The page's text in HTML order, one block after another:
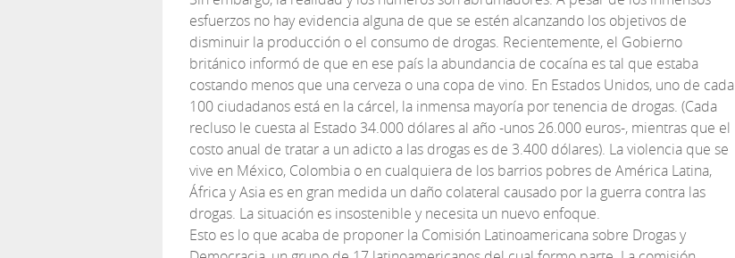
esfuerzos no hay evidencia alguna de que se estén alcanzando los objetivos de
disminuir la producción o el consumo de drogas. Recientemente, el Gobierno
británico informó de que en ese país la abundancia de cocaína es tal que estaba
costando menos que una cerveza o una copa de vino. En Estados Unidos, uno de cada
100 ciudadanos está en la cárcel, la inmensa mayoría por tenencia de drogas. (Cada
recluso le cuesta al Estado 34.000 dólares al año -unos 26.000 euros-, mientras que el
costo anual de tratar a un adicto a las drogas es de 3.400 dólares). La violencia que se
vive en México, Colombia o en cualquiera de los barrios pobres de América Latina,
África y Asia es en gran medida un daño colateral causado por la guerra contra las
drogas. La situación es insostenible y necesita un nuevo enfoque.
Esto es lo que acaba de proponer la Comisión Latinoamericana sobre Drogas y